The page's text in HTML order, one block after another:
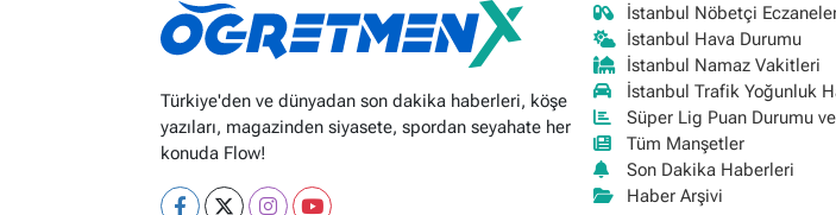
Türkiye'den ve dünyadan son dakika haberleri, köşe
yazıları, magazinden siyasete, spordan seyahate her
konuda Flow!
İstanbul Nöbetçi
İstanbul Hava Durumu
İstanbul Namaz Vakitleri
İstanbul Trafik Yoğunluk
Süper Lig Puan Durumu
Tüm Manşetler
Son Dakika Haberleri
Haber Arşivi